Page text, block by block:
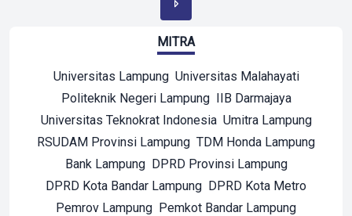
MITRA
Universitas Lampung Universitas Malahayati
Politeknik Negeri Lampung IIB Darmajaya
Universitas Teknokrat Indonesia Umitra Lampung
RSUDAM Provinsi Lampung TDM Honda Lampung
Bank Lampung DPRD Provinsi Lampung
DPRD Kota Bandar Lampung DPRD Kota Metro
Pemrov Lampung Pemkot Bandar Lampung